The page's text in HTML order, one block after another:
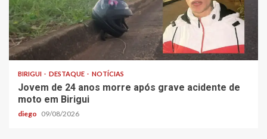
BIRIGUI DESTAQUE NOTÍCIAS
Jovem de 24 anos morre após grave acidente de
moto em Birigui
diego 09/08/2026